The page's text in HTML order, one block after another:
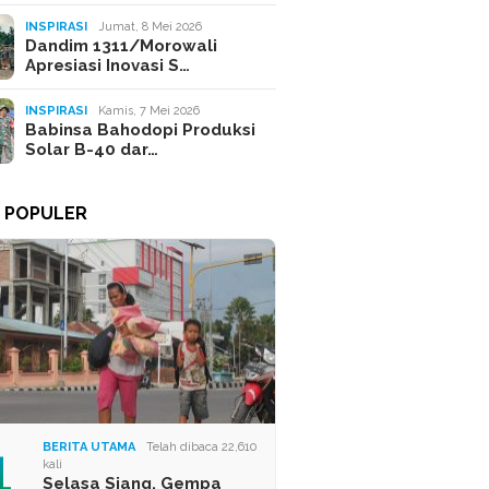
INSPIRASI Jumat, 8 Mei 2026
Dandim 1311/Morowali
Apresiasi Inovasi S…
INSPIRASI Kamis, 7 Mei 2026
Babinsa Bahodopi Produksi
Solar B-40 dar…
BERITA UTAMA
Telah dibaca 22,610
kali
Selasa Siang, Gempa